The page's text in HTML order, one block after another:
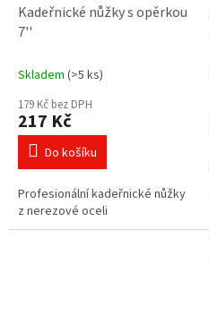
Kadeřnické nůžky s opěrkou
7''
Skladem (>5 ks)
179 Kč bez DPH
217 Kč
Do košíku
Profesionální kadeřnické nůžky
z nerezové oceli